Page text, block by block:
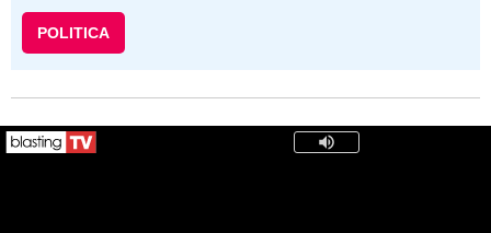
POLITICA